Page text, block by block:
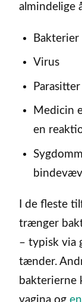
almindelige
Bakterier
Virus
Parasitter
Medicin
en
I de fleste
trænger
– typisk via
tænder.
bakterierne